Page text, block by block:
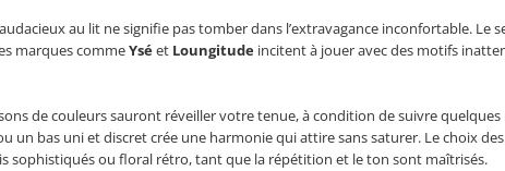
au lit ne signifie pas tomber dans l’extravagance inconfortable. Le
marques commeYséet Loungitude incitent à jouer avec des motifs
de couleurs sauront réveiller votre tenue, à condition de suivre
un bas uni et discret crée une harmonie qui attire sans saturer. Le choix
sophistiqués ou floral rétro, tant que la répétition et le ton sont maîtrisés.